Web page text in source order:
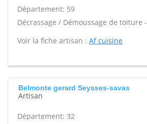
Département: 59
Décrassage / Démoussage de toiture -
Voir la fiche artisan : Af cuisine
Belmonte gerard Seysses-savas
Artisan
Département: 32